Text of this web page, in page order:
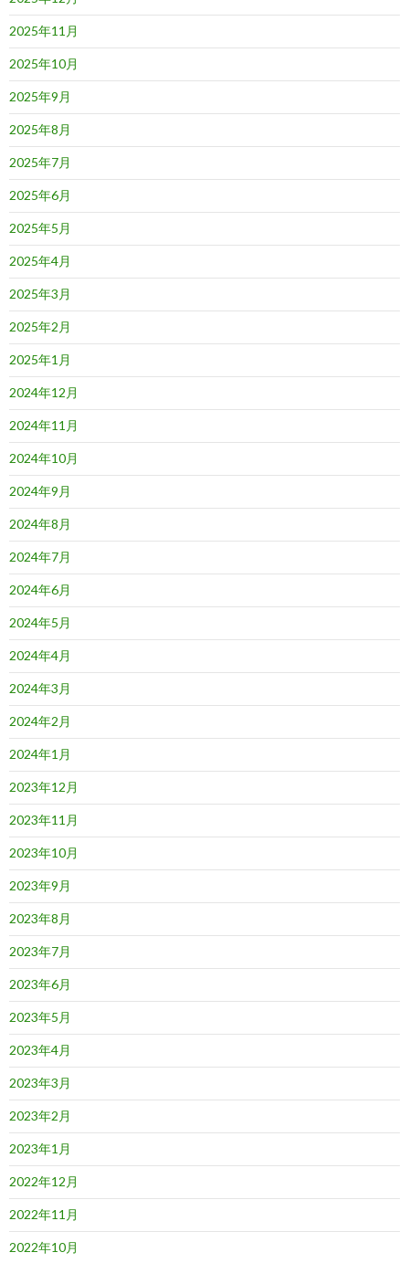
2025年11月
2025年10月
2025年9月
2025年8月
2025年7月
2025年6月
2025年5月
2025年4月
2025年3月
2025年2月
2025年1月
2024年12月
2024年11月
2024年10月
2024年9月
2024年8月
2024年7月
2024年6月
2024年5月
2024年4月
2024年3月
2024年2月
2024年1月
2023年12月
2023年11月
2023年10月
2023年9月
2023年8月
2023年7月
2023年6月
2023年5月
2023年4月
2023年3月
2023年2月
2023年1月
2022年12月
2022年11月
2022年10月